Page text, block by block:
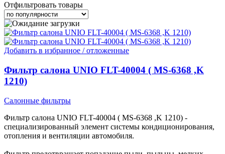
Отфильтровать товары
Добавить в избранное / отложенные
Фильтр салона UNIO FLT-40004 ( MS-6368 ,K
1210)
Салонные фильтры
Фильтр салона UNIO FLT-40004 ( MS-6368 ,K 1210) -
специализированный элемент системы кондиционирования,
отопления и вентиляции автомобиля.